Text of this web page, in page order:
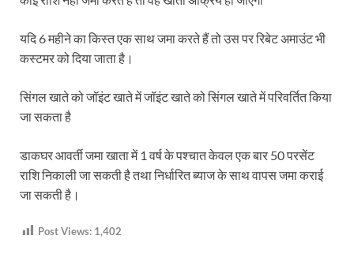
यदि 6 महीने का किस्त एक साथ जमा करते हैं तो उस पर रिबेट अमाउंट भी
कस्टमर को दिया जाता है।
सिंगल खाते को जॉइंट खाते में जॉइंट खाते को सिंगल खाते में परिवर्तित किया
जा सकता है
डाकघर आवर्ती जमा खाता में 1 वर्ष के पश्चात केवल एक बार 50 परसेंट
राशि निकाली जा सकती है तथा निर्धारित ब्याज के साथ वापस जमा कराई
जा सकती है।
Post Views: 1,402